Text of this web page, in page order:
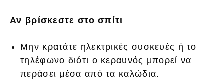
Αν βρίσκεστε στο σπίτι
Μην κρατάτε ηλεκτρικές συσκευές ή το
τηλέφωνο διότι ο κεραυνός μπορεί να
περάσει μέσα από τα καλώδια.